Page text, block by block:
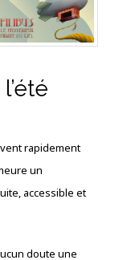
rapidement
un
accessible et
doute une